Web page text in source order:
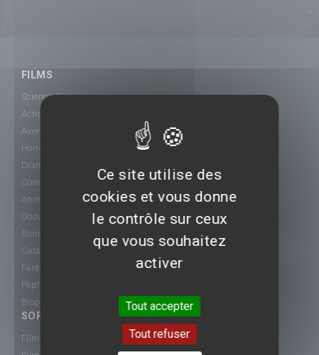
FILMS
Science-Fiction
Action
Aventure
Horreur
Drame
Comédie
Animation
Documentaire
Romance
Catastrophe
Fantastique
Péplum
Biopic
SORTIE CINÉ
Films 2015
Ce site utilise des
cookies et vous donne
le contrôle sur ceux
que vous souhaitez
activer
Tout accepter
Tout refuser